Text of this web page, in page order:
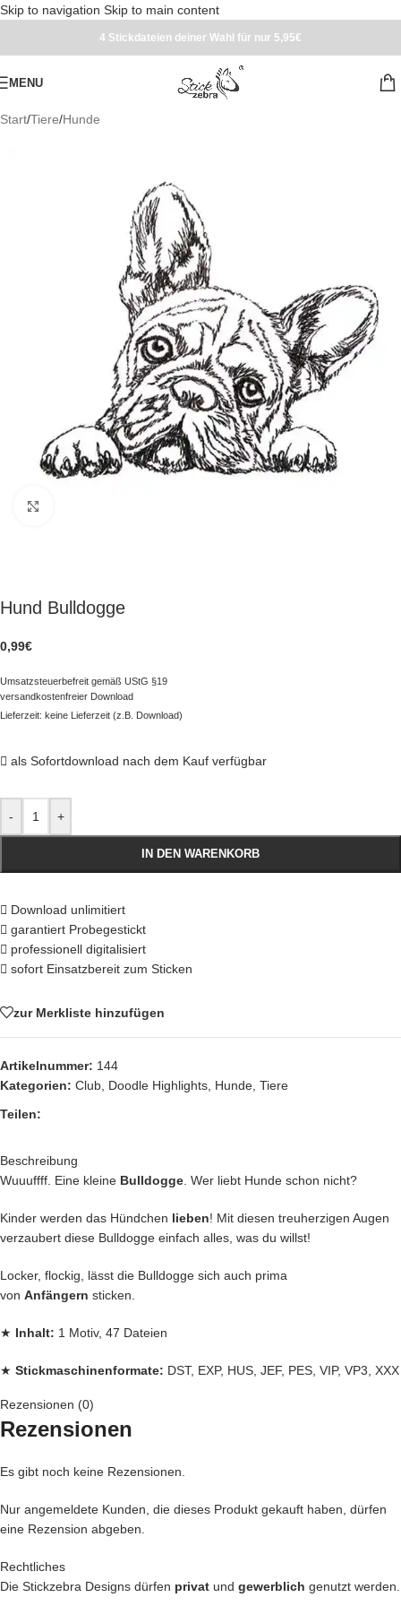
Skip to navigation Skip to main content
4 Stickdateien deiner Wahl für nur 5,95€
MENU
Start/Tiere/Hunde
Hund Bulldogge
0,99€
Umsatzsteuerbefreit gemäß UStG §19
versandkostenfreier Download
Lieferzeit: keine Lieferzeit (z.B. Download)
als Sofortdownload nach dem Kauf verfügbar
- +
IN DEN WARENKORB
Download unlimitiert
garantiert Probegestickt
professionell digitalisiert
sofort Einsatzbereit zum Sticken
zur Merkliste hinzufügen
Artikelnummer: 144
Kategorien: Club Doodle Highlights Hunde Tiere
Teilen:
Beschreibung
Wuuuffff. Eine kleine Bulldogge . Wer liebt Hunde schon nicht?
Kinder werden das Hündchen lieben! Mit diesen treuherzigen Augen
verzaubert diese Bulldogge einfach alles, was du willst!
Locker, flockig, lässt die Bulldogge sich auch prima
von Anfängern sticken.
★ Inhalt: 1 Motiv, 47 Dateien
★ Stickmaschinenformate: DST, EXP, HUS, JEF, PES, VIP, VP3, XXX
★Rahmengrößen:
mit Herzblut digitalisiert und für
liefern, getestet,
Denn bei uns kommen nur die
verschönern und zu einem Einzelstück machen
Rezensionen (0)
Rezensionen
Es gibt noch keine Rezensionen.
Nur angemeldete Kunden, die dieses Produkt gekauft haben, dürfen
eine Rezension abgeben.
Rechtliches
Die Stickzebra Designs dürfen privat und gewerblich genutzt werden.